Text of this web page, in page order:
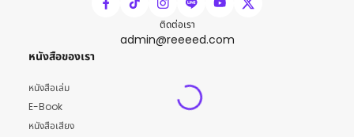
ติดต่อเรา
admin@reeeed.com
หนังสือของเรา
หนังสือเล่ม
E-Book
หนังสือเสียง